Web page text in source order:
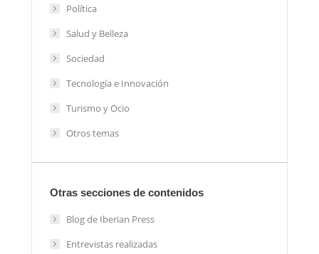
Política
Salud y Belleza
Sociedad
Tecnología e Innovación
Turismo y Ocio
Otros temas
Otras secciones de contenidos
Blog de Iberian Press
Entrevistas realizadas